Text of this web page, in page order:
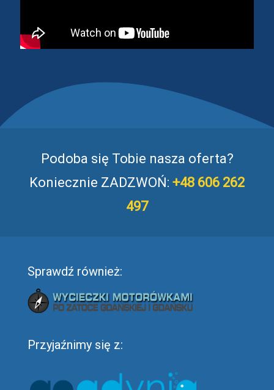
Podoba się Tobie nasza oferta?
Koniecznie ZADZWOŃ: +48 606 262
497
Sprawdź również:
Przyjaźnimy się z: